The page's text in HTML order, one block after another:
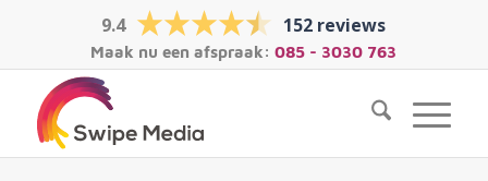
9.4 152 reviews
Maak nu een afspraak:085 - 3030 763